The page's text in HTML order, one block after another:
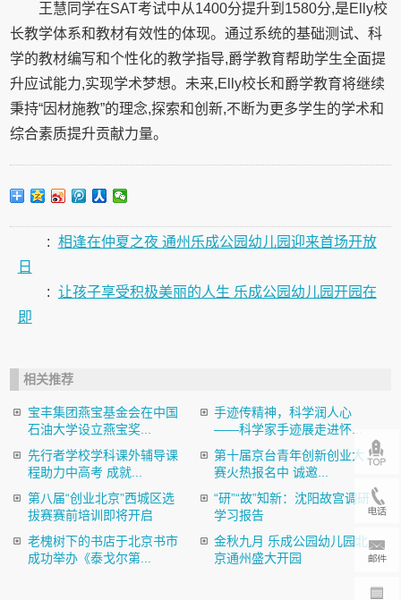
王慧同学在SAT考试中从1400分提升到1580分,是Elly校
长教学体系和教材有效性的体现。通过系统的基础测试、科
学的教材编写和个性化的教学指导,爵学教育帮助学生全面提
升应试能力,实现学术梦想。未来,Elly校长和爵学教育将继续
秉持“因材施教”的理念,探索和创新,不断为更多学生的学术和
综合素质提升贡献力量。
: 相逢在仲夏之夜 通州乐成公园幼儿园迎来首场开放
日
: 让孩子享受积极美丽的人生 乐成公园幼儿园开园在
即
相关推荐
宝丰集团燕宝基金会在中国
石油大学设立燕宝奖...
手迹传精神，科学润人心
——科学家手迹展走进怀...
先行者学校学科课外辅导课
程助力中高考 成就...
第十届京台青年创新创业大
赛火热报名中 诚邀...
第八届“创业北京”西城区选
拔赛赛前培训即将开启
“研”“故”知新：沈阳故宫调研
学习报告
老槐树下的书店于北京书市
成功举办《泰戈尔第...
金秋九月 乐成公园幼儿园北
京通州盛大开园